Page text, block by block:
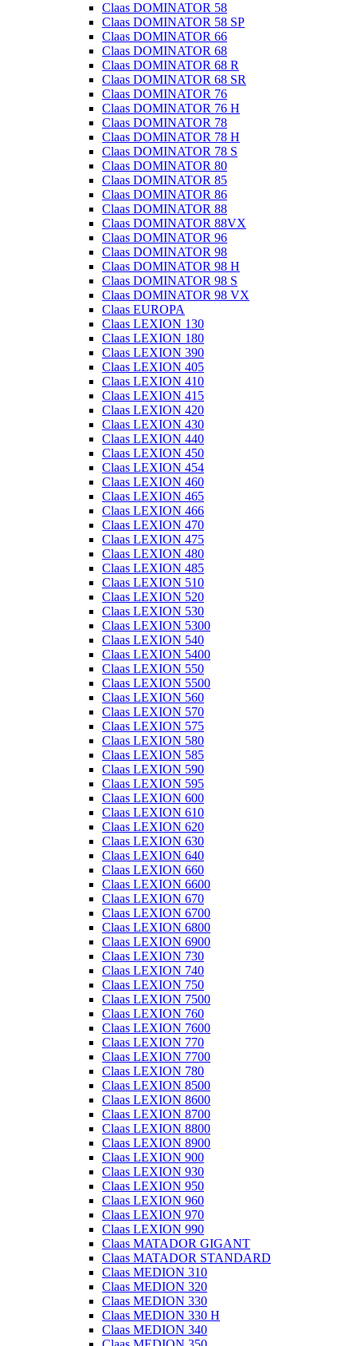
Claas DOMINATOR 58
Claas DOMINATOR 58 SP
Claas DOMINATOR 66
Claas DOMINATOR 68
Claas DOMINATOR 68 R
Claas DOMINATOR 68 SR
Claas DOMINATOR 76
Claas DOMINATOR 76 H
Claas DOMINATOR 78
Claas DOMINATOR 78 H
Claas DOMINATOR 78 S
Claas DOMINATOR 80
Claas DOMINATOR 85
Claas DOMINATOR 86
Claas DOMINATOR 88
Claas DOMINATOR 88VX
Claas DOMINATOR 96
Claas DOMINATOR 98
Claas DOMINATOR 98 H
Claas DOMINATOR 98 S
Claas DOMINATOR 98 VX
Claas EUROPA
Claas LEXION 130
Claas LEXION 180
Claas LEXION 390
Claas LEXION 405
Claas LEXION 410
Claas LEXION 415
Claas LEXION 420
Claas LEXION 430
Claas LEXION 440
Claas LEXION 450
Claas LEXION 454
Claas LEXION 460
Claas LEXION 465
Claas LEXION 466
Claas LEXION 470
Claas LEXION 475
Claas LEXION 480
Claas LEXION 485
Claas LEXION 510
Claas LEXION 520
Claas LEXION 530
Claas LEXION 5300
Claas LEXION 540
Claas LEXION 5400
Claas LEXION 550
Claas LEXION 5500
Claas LEXION 560
Claas LEXION 570
Claas LEXION 575
Claas LEXION 580
Claas LEXION 585
Claas LEXION 590
Claas LEXION 595
Claas LEXION 600
Claas LEXION 610
Claas LEXION 620
Claas LEXION 630
Claas LEXION 640
Claas LEXION 660
Claas LEXION 6600
Claas LEXION 670
Claas LEXION 6700
Claas LEXION 6800
Claas LEXION 6900
Claas LEXION 730
Claas LEXION 740
Claas LEXION 750
Claas LEXION 7500
Claas LEXION 760
Claas LEXION 7600
Claas LEXION 770
Claas LEXION 7700
Claas LEXION 780
Claas LEXION 8500
Claas LEXION 8600
Claas LEXION 8700
Claas LEXION 8800
Claas LEXION 8900
Claas LEXION 900
Claas LEXION 930
Claas LEXION 950
Claas LEXION 960
Claas LEXION 970
Claas LEXION 990
Claas MATADOR GIGANT
Claas MATADOR STANDARD
Claas MEDION 310
Claas MEDION 320
Claas MEDION 330
Claas MEDION 330 H
Claas MEDION 340